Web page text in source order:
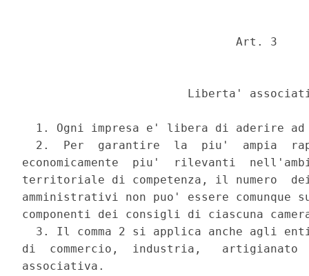
                               Art. 3
Liberta'
1. Ogni impresa e' libera di aderire
2.  Per  garantire  la  piu'  ampia
economicamente  piu'  rilevanti
territoriale di competenza, il numero
amministrativi non puo' essere
componenti dei consigli di ciascuna
3. Il comma 2 si applica anche agli
di  commercio,  industria,
associativa.